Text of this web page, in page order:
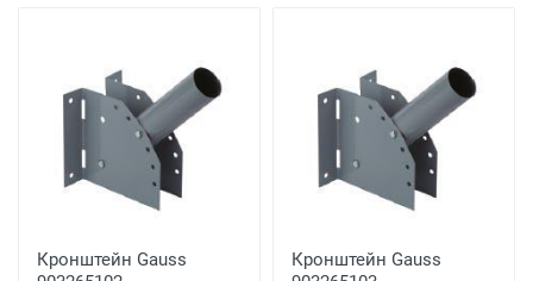
Кронштейн Gauss
Кронштейн Gauss